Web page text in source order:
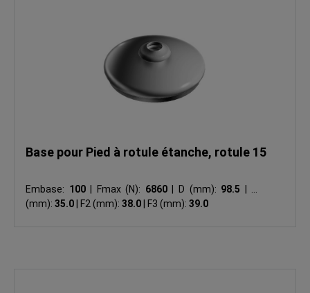
Base pour Pied à rotule étanche, rotule 15
Embase: 100 Fmax (N): 6860 D (mm): 98.5
(mm): 35.0 F2 (mm): 38.0 F3 (mm): 39.0